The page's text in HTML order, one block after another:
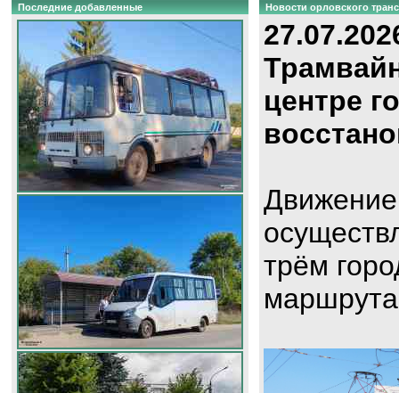
Последние добавленные Новости орловского
центре
Движение
трём